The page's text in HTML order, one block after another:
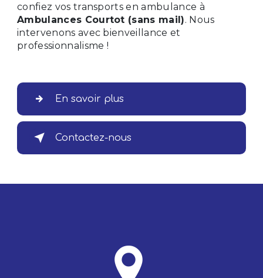
confiez vos transports en ambulance à
Ambulances Courtot (sans mail). Nous
intervenons avec bienveillance et
professionnalisme !
En savoir plus
Contactez-nous